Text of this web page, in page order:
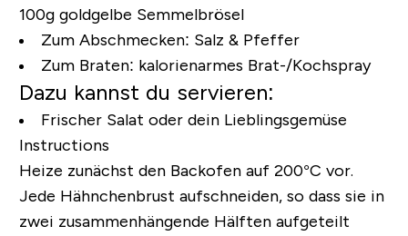
100g goldgelbe Semmelbrösel
Zum Abschmecken: Salz & Pfeffer
Zum Braten: kalorienarmes Brat-/Kochspray
Dazu kannst du servieren:
Frischer Salat oder dein Lieblingsgemüse
Instructions
Heize zunächst den Backofen auf 200°C vor.
Jede Hähnchenbrust aufschneiden, so dass sie in
zwei zusammenhängende Hälften aufgeteilt